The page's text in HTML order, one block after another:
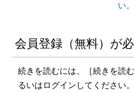
い。
会員登録（無料）が
続きを読むには、［続きを読
るいはログインしてください。